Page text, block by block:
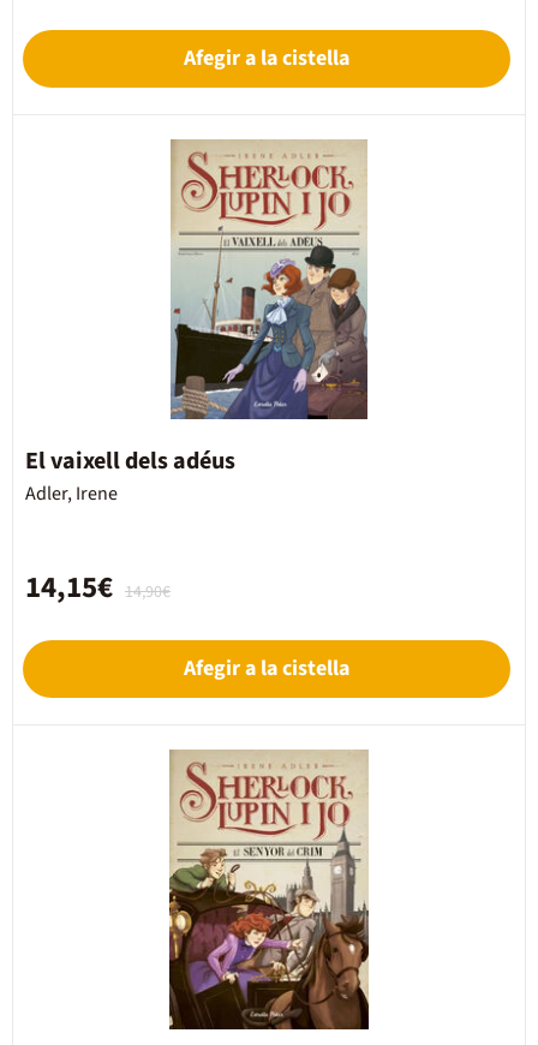
Afegir a la cistella
El vaixell dels adéus
Adler, Irene
14,90€
14,15€
Afegir a la cistella